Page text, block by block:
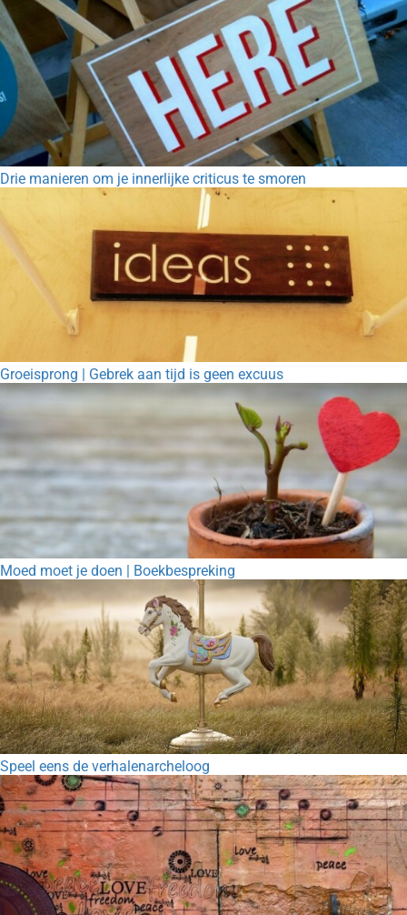
Drie manieren om je innerlijke criticus te smoren
Groeisprong | Gebrek aan tijd is geen excuus
Moed moet je doen | Boekbespreking
Speel eens de verhalenarcheloog